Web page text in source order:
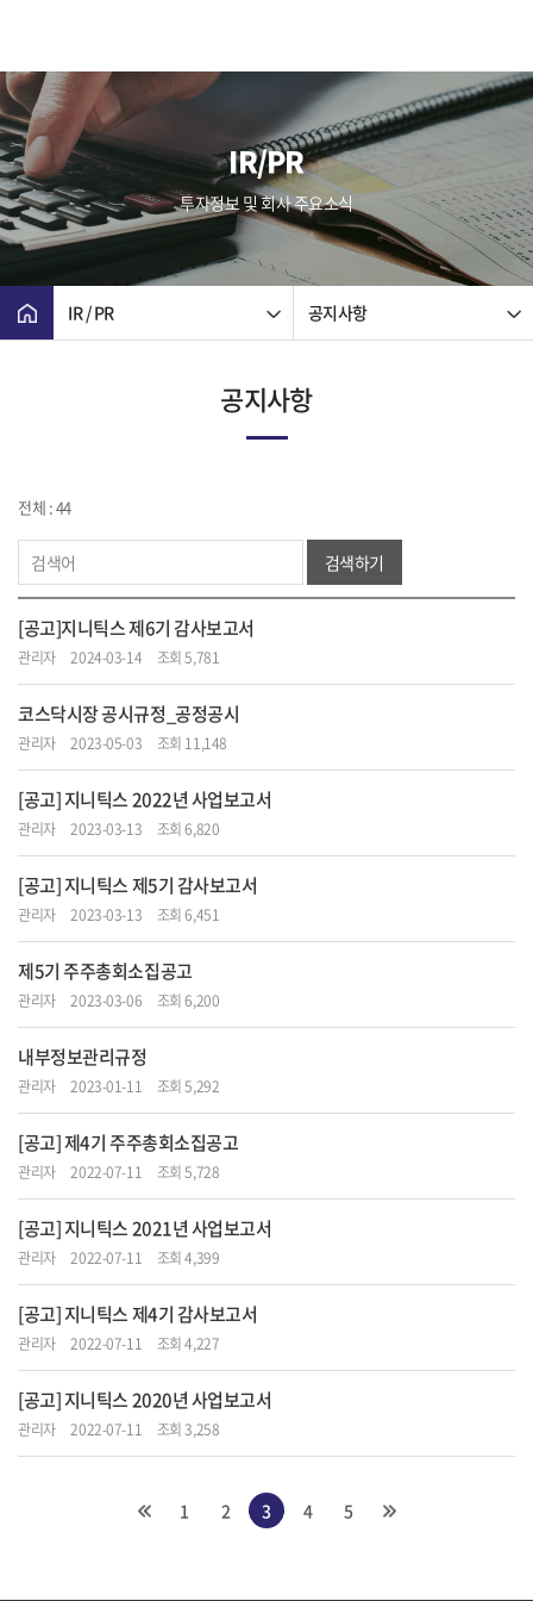
IR/PR
투자정보 및 회사 주요소식
IR / PR 공지사항
공지사항
전체 : 44
검색하기
[공고]지니틱스 제6기 감사보고서
관리자 2024-03-14 조회 5,781
코스닥시장 공시규정_공정공시
관리자 2023-05-03 조회 11,148
[공고] 지니틱스 2022년 사업보고서
관리자 2023-03-13 조회 6,820
[공고] 지니틱스 제5기 감사보고서
관리자 2023-03-13 조회 6,451
제5기 주주총회소집공고
관리자 2023-03-06 조회 6,200
내부정보관리규정
관리자 2023-01-11 조회 5,292
[공고] 제4기 주주총회소집공고
관리자 2022-07-11 조회 5,728
[공고] 지니틱스 2021년 사업보고서
관리자 2022-07-11 조회 4,399
[공고] 지니틱스 제4기 감사보고서
관리자 2022-07-11 조회 4,227
[공고] 지니틱스 2020년 사업보고서
관리자 2022-07-11 조회 3,258
1 2 3 4 5